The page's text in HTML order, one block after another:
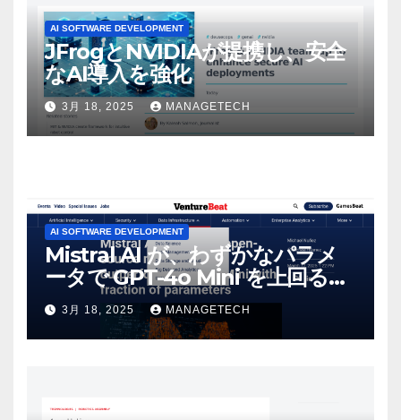
AI SOFTWARE DEVELOPMENT
JFrogとNVIDIAが提携し、安全
なAI導入を強化
3月 18, 2025 MANAGETECH
AI SOFTWARE DEVELOPMENT
Mistral AI が、わずかなパラメ
ータで GPT-4o Mini を上回る新
しいオープンソース モデルをリ
リース | VentureBeat
3月 18, 2025 MANAGETECH